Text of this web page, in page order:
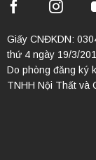
Giấy CNĐKDN:
thứ 4 ngày 19/3/
Do phòng đăng ký
TNHH Nội Thất và